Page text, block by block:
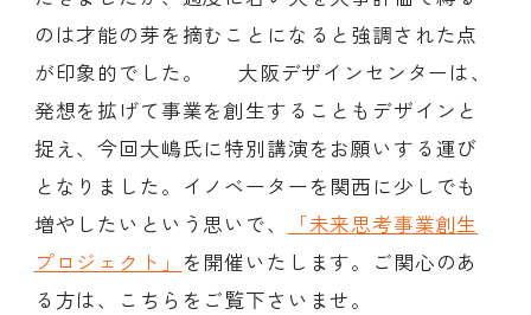
のは才能の芽を摘むことになると強調された点
が印象的でした。 大阪デザインセンターは、
発想を拡げて事業を創生することもデザインと
捉え、今回大嶋氏に特別講演をお願いする運び
となりました。イノベーターを関西に少しでも
増やしたいという思いで、
「未来思考事業創生
プロジェクト」 を開催いたします。ご関心のあ
る方は、こちらをご覧下さいませ。